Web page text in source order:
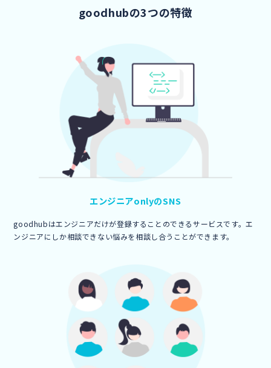
goodhubの3つの特徴
エンジニアonlyのSNS
goodhubはエンジニアだけが登録することのできるサービスです。エ
ンジニアにしか相談できない悩みを相談し合うことができます。